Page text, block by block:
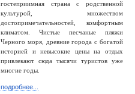
гостеприимная страна с родственной
культурой, множеством
достопримечательностей, комфортным
климатом. Чистые песчаные пляжи
Черного моря, древние города с богатой
историей и невысокие цены на отдых
привлекают сюда тысячи туристов уже
многие годы.
подробнее...